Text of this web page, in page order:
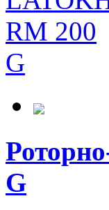
G